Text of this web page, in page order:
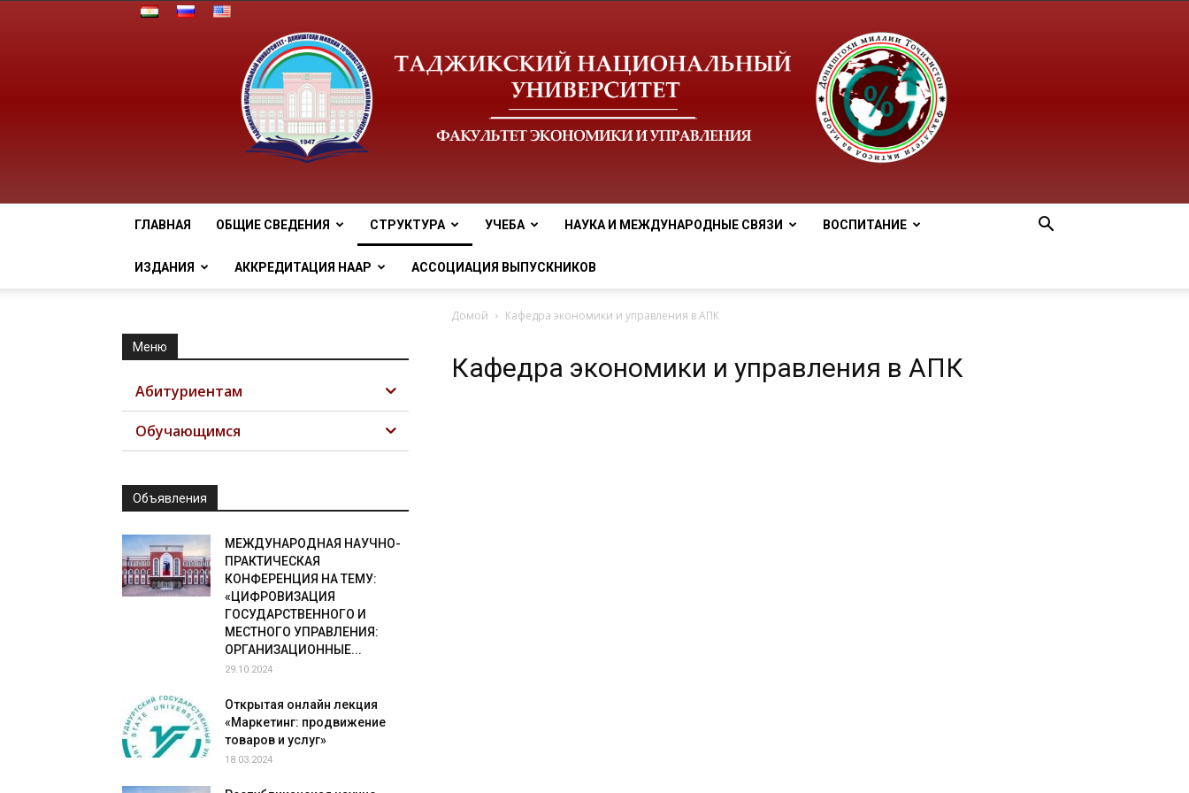
tnu
ГЛАВНАЯ ОБЩИЕ СВЕДЕНИЯ СТРУКТУРА УЧЕБА НАУКА И МЕЖДУНАРОДНЫЕ СВЯЗИ ВОСПИТАНИЕ
ИЗДАНИЯ АККРЕДИТАЦИЯ НААР АССОЦИАЦИЯ ВЫПУСКНИКОВ
Домой Кафедра экономики и управления в АПК
Кафедра экономики и управления в АПК
Меню
Абитуриентам
Обучающимся
Объявления
МЕЖДУНАРОДНАЯ НАУЧНО-
ПРАКТИЧЕСКАЯ
КОНФЕРЕНЦИЯ НА ТЕМУ:
«ЦИФРОВИЗАЦИЯ
ГОСУДАРСТВЕННОГО И
МЕСТНОГО УПРАВЛЕНИЯ:
ОРГАНИЗАЦИОННЫЕ...
29.10.2024
Открытая онлайн лекция
«Маркетинг: продвижение
товаров и услуг»
18.03.2024